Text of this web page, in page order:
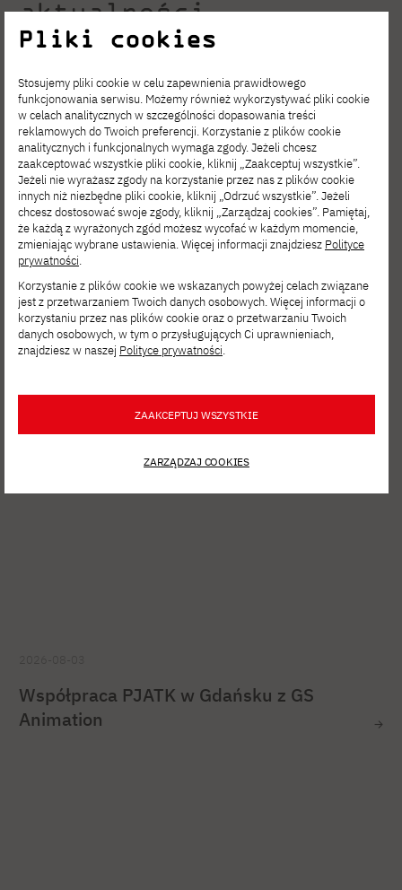
aktualności
2026-08-04
Postaw na rozwój. Studia podyplomowe
Cybersecurity w PJATK Gdańsk
Współpraca PJATK w Gdańsku z GS
Animation
Pliki cookies
Stosujemy pliki cookie w celu zapewnienia prawidłowego
funkcjonowania serwisu. Możemy również wykorzystywać pliki cookie
w celach analitycznych w szczególności dopasowania treści
reklamowych do Twoich preferencji. Korzystanie z plików cookie
analitycznych i funkcjonalnych wymaga zgody. Jeżeli chcesz
zaakceptować wszystkie pliki cookie, kliknij „Zaakceptuj wszystkie”.
Jeżeli nie wyrażasz zgody na korzystanie przez nas z plików cookie
innych niż niezbędne pliki cookie, kliknij „Odrzuć wszystkie”. Jeżeli
chcesz dostosować swoje zgody, kliknij „Zarządzaj cookies”. Pamiętaj,
że każdą z wyrażonych zgód możesz wycofać w każdym momencie,
zmieniając wybrane ustawienia. Więcej informacji znajdziesz Polityce
prywatności.
Korzystanie z plików cookie we wskazanych powyżej celach związane
jest z przetwarzaniem Twoich danych osobowych. Więcej informacji o
korzystaniu przez nas plików cookie oraz o przetwarzaniu Twoich
danych osobowych, w tym o przysługujących Ci uprawnieniach,
znajdziesz w naszej Polityce prywatności.
ZAAKCEPTUJ WSZYSTKIE
ZARZĄDZAJ COOKIES